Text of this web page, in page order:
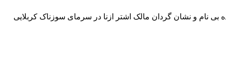
بی نام و نشان گردان مالک اشتر ازنا در سرمای سوزناک کربلایی